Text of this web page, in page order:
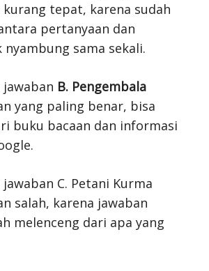
kurang tepat, karena sudah
pertanyaan dan
sama sekali.
B. Pengembala
yang paling benar, bisa
buku bacaan dan informasi
C. Petani Kurma
salah, karena jawaban
melenceng dari apa yang